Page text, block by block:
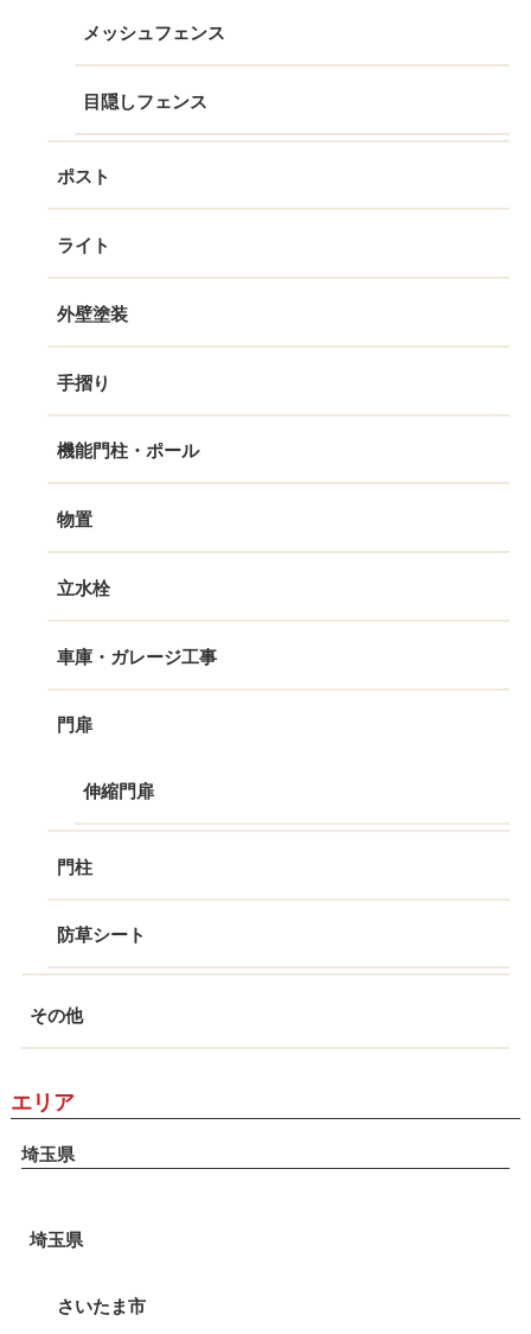
メッシュフェンス
目隠しフェンス
ポスト
ライト
外壁塗装
手摺り
機能門柱・ポール
物置
立水栓
車庫・ガレージ工事
門扉
伸縮門扉
門柱
防草シート
その他
エリア
埼玉県
埼玉県
さいたま市